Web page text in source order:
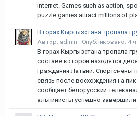
internet. Games such as action,
puzzle games attract millions of
Автор: admin · Опубликовано: 4
В горах Кыргызстана пропала
составе которой находятся
гражданин Латвии. Спортсмены
связь после восхождения на
сообщает белорусский
альпинисты успешно